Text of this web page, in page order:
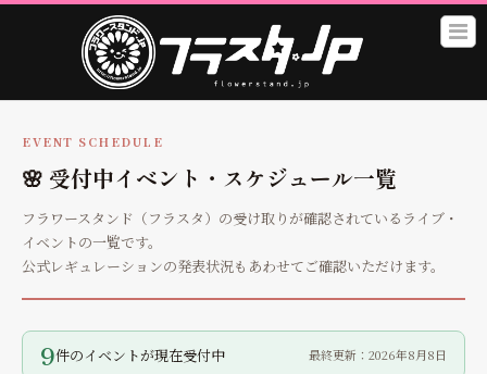
EVENT SCHEDULE
🌸 受付中イベント・スケジュール一覧
フラワースタンド（フラスタ）の受け取りが確認されているライブ・
イベントの一覧です。
公式レギュレーションの発表状況もあわせてご確認いただけます。
9件のイベントが現在受付中 最終更新：2026年8月8日